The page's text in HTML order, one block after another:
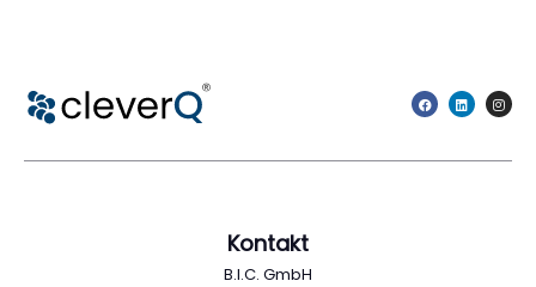
Kontakt
B.I.C. GmbH